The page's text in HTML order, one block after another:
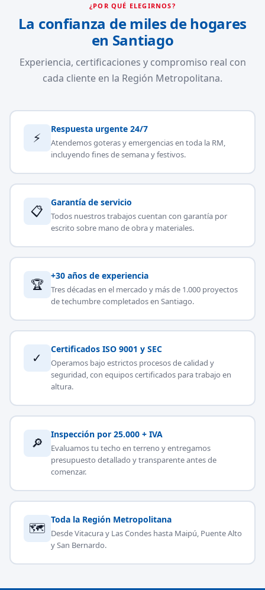
¿POR QUÉ ELEGIRNOS?
La confianza de miles de hogares
en Santiago
Experiencia, certificaciones y compromiso real con
cada cliente en la Región Metropolitana.
⚡
Respuesta urgente 24/7
Atendemos goteras y emergencias en toda la RM,
incluyendo fines de semana y festivos.
📋
Garantía de servicio
Todos nuestros trabajos cuentan con garantía por
escrito sobre mano de obra y materiales.
🏆
+30 años de experiencia
Tres décadas en el mercado y más de 1.000 proyectos
de techumbre completados en Santiago.
✓
Certificados ISO 9001 y SEC
Operamos bajo estrictos procesos de calidad y
seguridad, con equipos certificados para trabajo en
altura.
🔎
Inspección por 25.000 + IVA
Evaluamos tu techo en terreno y entregamos
presupuesto detallado y transparente antes de
comenzar.
🗺
Toda la Región Metropolitana
Desde Vitacura y Las Condes hasta Maipú, Puente Alto
y San Bernardo.